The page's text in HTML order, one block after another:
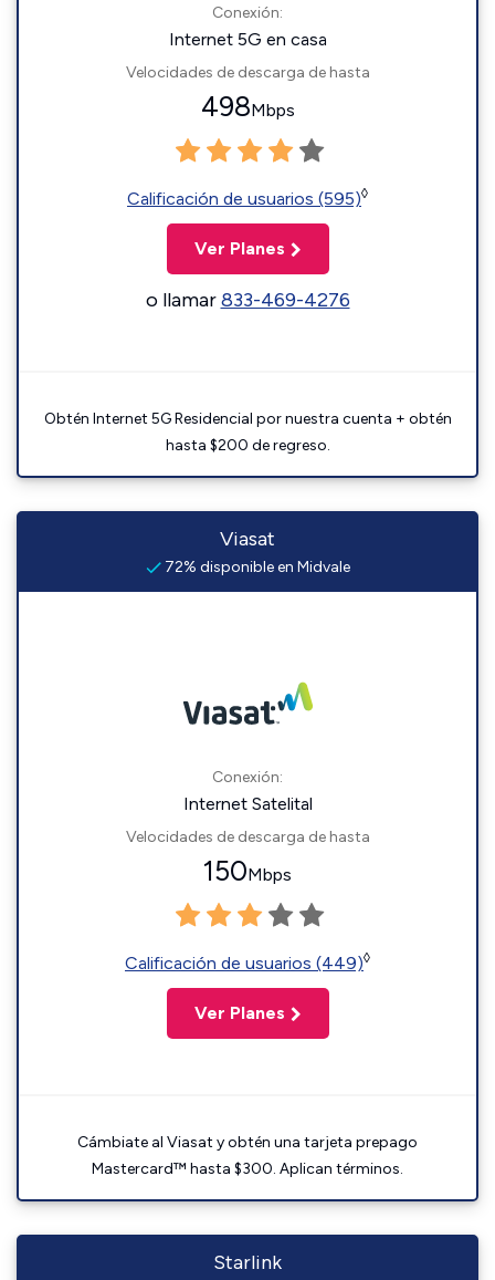
Conexión:
Internet 5G en casa
Velocidades de descarga de hasta
498Mbps
Calificación de usuarios (595)◊
Ver Planes
o llamar833-469-4276
Obtén Internet 5G Residencial por nuestra cuenta + obtén
hasta $200 de regreso.
Viasat
72% disponible en Midvale
Conexión:
Internet Satelital
Velocidades de descarga de hasta
150Mbps
Calificación de usuarios (449)◊
Ver Planes
Cámbiate al Viasat y obtén una tarjeta prepago
Mastercard™ hasta $300. Aplican términos.
Starlink